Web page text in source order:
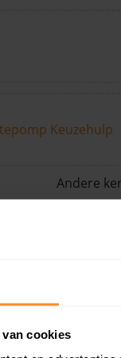
cookies
Keuzehulp
Andere
de buurt